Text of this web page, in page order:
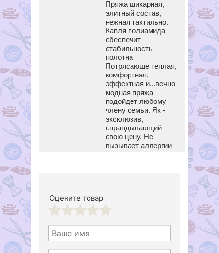
Пряжа шикарная,
элитный состав,
нежная тактильно.
Капля полиамида
обеспечит
стабильность
полотна
Потрясающе теплая,
комфортная,
эффектная и...вечно
модная пряжа
подойдет любому
члену семьи. Як -
эксклюзив,
оправдывающий
свою цену. Не
вызывает аллергии
Оцените товар